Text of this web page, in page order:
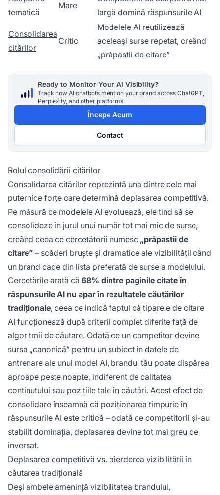
tematică
Mare
largă domină răspunsurile AI
Consolidarea
citărilor
Critic
Modelele AI reutilizează
aceleași surse repetat, creând
„prăpastii de citare”
Ready to Monitor Your AI Visibility?
Track how AI chatbots mention your brand across ChatGPT,
Perplexity, and other platforms.
Începe Acum
Contact
Rolul consolidării citărilor
Consolidarea citărilor reprezintă una dintre cele mai
puternice forțe care determină deplasarea competitivă.
Pe măsură ce modelele AI evoluează, ele tind să se
consolideze în jurul unui număr tot mai mic de surse,
creând ceea ce cercetătorii numesc „prăpastii de
citare” – scăderi bruște și dramatice ale vizibilității când
un brand cade din lista preferată de surse a modelului.
Cercetările arată că 68% dintre paginile citate în
răspunsurile AI nu apar în rezultatele căutărilor
tradiționale, ceea ce indică faptul că tiparele de citare
AI funcționează după criterii complet diferite față de
algoritmii de căutare. Odată ce un competitor devine
sursa „canonică” pentru un subiect în datele de
antrenare ale unui model AI, brandul tău poate dispărea
aproape peste noapte, indiferent de calitatea
conținutului sau pozițiile tale în căutări. Acest efect de
consolidare înseamnă că poziționarea timpurie în
răspunsurile AI este critică – odată ce competitorii și-au
stabilit dominația, deplasarea devine tot mai greu de
inversat.
Deplasarea competitivă vs. pierderea vizibilității în
căutarea tradițională
Deși ambele amenință vizibilitatea brandului,